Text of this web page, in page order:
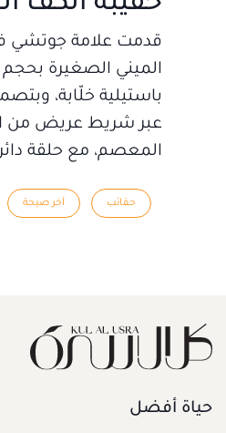
قدمت علامة جوتشي
الميني الصغيرة بحجم
باستيلية خلّابة،
عبر شريط عريض من
المعصم، مع حلقة
حقائب آخر صيحة
حياة أفضل